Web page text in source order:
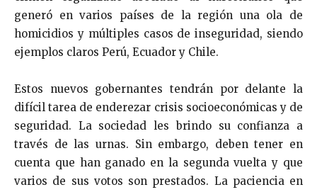
generó en varios países de la región una ola de
homicidios y múltiples casos de inseguridad, siendo
ejemplos claros Perú, Ecuador y Chile.
Estos nuevos gobernantes tendrán por delante la
difícil tarea de enderezar crisis socioeconómicas y de
seguridad. La sociedad les brindo su confianza a
través de las urnas. Sin embargo, deben tener en
cuenta que han ganado en la segunda vuelta y que
varios de sus votos son prestados. La paciencia en